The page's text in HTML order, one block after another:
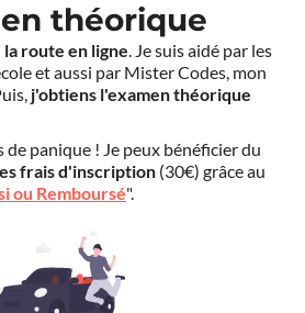
théorique
la route en ligne. Je suis aidé par les
et aussi par Mister Codes, mon
j'obtiens l'examen théorique
de panique ! Je peux bénéficier du
frais d'inscription (30€) grâce au
ou Remboursé".